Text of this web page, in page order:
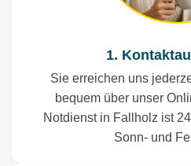
1.
Sie erreichen uns
bequem über unser
Notdienst in Fallholz ist
Sonn- und